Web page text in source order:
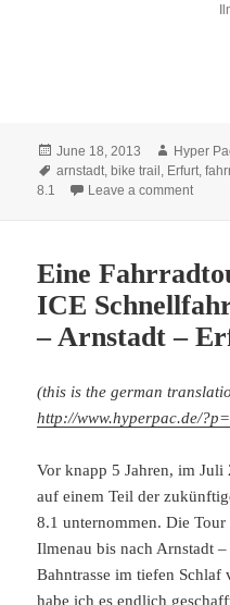
Posted
on
June 18, 2013 Author
Hyper
Tags
arnstadt, bike trail , Erfurt,
8.1
Leave a commenton
Eine
ICE
– Arnstadt –
(this is the german
http://www.hyperpac.de/
Vor knapp 5 Jahren, im Juli
auf einem Teil der
8.1 unternommen. Die
Ilmenau bis nach Arnstadt
Bahntrasse im tiefen Schlaf
habe ich es endlich